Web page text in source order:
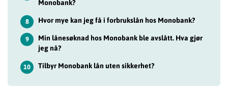
Monobank?
8 Hvor mye kan jeg få i forbrukslån hos Monobank?
9
Min lånesøknad hos Monobank ble avslått. Hva gjør
jeg nå?
10 Tilbyr Monobank lån uten sikkerhet?